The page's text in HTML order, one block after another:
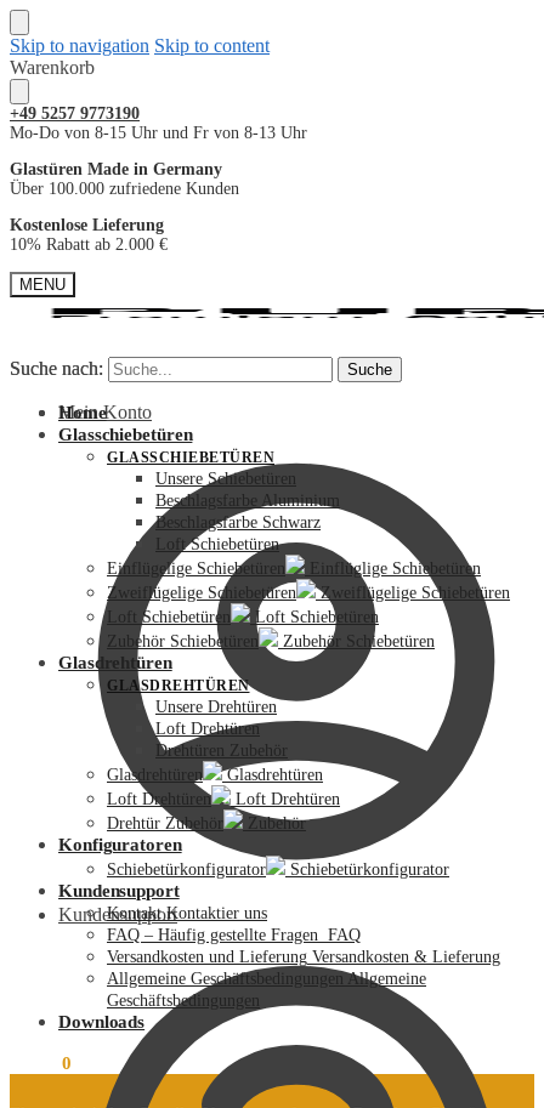
Skip to navigation Skip to content
Warenkorb
+49 5257 9773190
Mo-Do von 8-15 Uhr und Fr von 8-13 Uhr
Glastüren Made in Germany
Über 100.000 zufriedene Kunden
Kostenlose Lieferung
10% Rabatt ab 2.000 €
MENU
Suche nach: Suche
Mein Konto
Kundensupport
Suche nach: Suche
Home
Glasschiebetüren
GLASSCHIEBETÜREN
Unsere Schiebetüren
Beschlagsfarbe Aluminium
Beschlagsfarbe Schwarz
Loft Schiebetüren
Einflügelige Schiebetüren
Einflüglige Schiebetüren
Zweiflügelige Schiebetüren
Zweiflügelige Schiebetüren
Loft Schiebetüren
Loft Schiebetüren
Zubehör Schiebetüren
Zubehör Schiebetüren
Glasdrehtüren
GLASDREHTÜREN
Unsere Drehtüren
Loft Drehtüren
Drehtüren Zubehör
Glasdrehtüren
Glasdrehtüren
Loft Drehtüren
Loft Drehtüren
Drehtür Zubehör
Zubehör
Konfiguratoren
Schiebetürkonfigurator Schiebetürkonfigurator
Kundensupport
KontaktKontaktier uns
FAQ – Häufig gestellte Fragen FAQ
Versandkosten und Lieferung Versandkosten & Lieferung
Allgemeine Geschäftsbedingungen Allgemeine
Geschäftsbedingungen
Downloads
0